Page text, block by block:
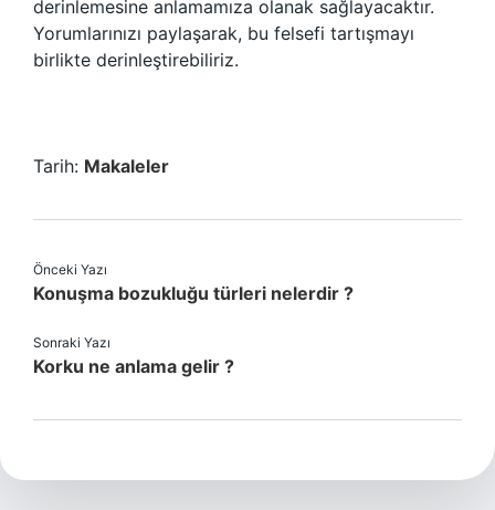
derinlemesine anlamamıza olanak sağlayacaktır.
Yorumlarınızı paylaşarak, bu felsefi tartışmayı
birlikte derinleştirebiliriz.
Tarih: Makaleler
Önceki Yazı
Konuşma bozukluğu türleri nelerdir ?
Sonraki Yazı
Korku ne anlama gelir ?